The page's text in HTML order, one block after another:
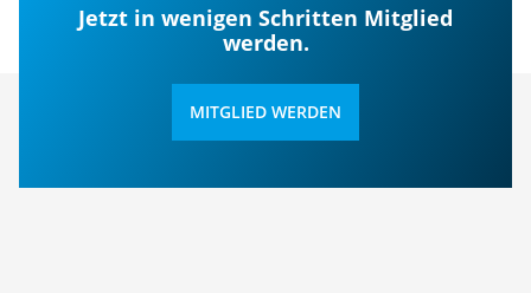
Jetzt in wenigen Schritten Mitglied
werden.
MITGLIED WERDEN